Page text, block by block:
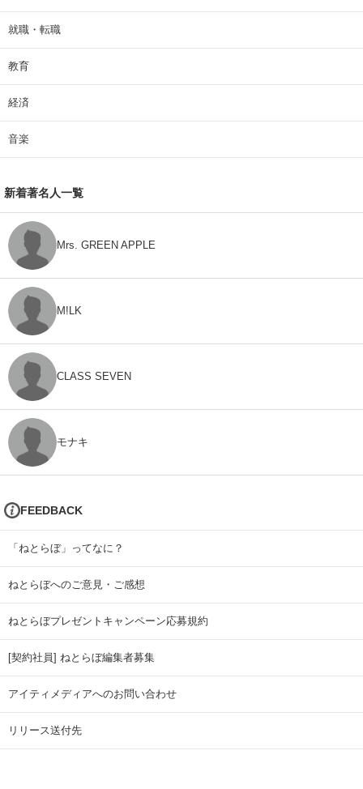
就職・転職
教育
経済
音楽
新着著名人一覧
Mrs. GREEN APPLE
M!LK
CLASS SEVEN
モナキ
FEEDBACK
「ねとらぼ」ってなに？
ねとらぼへのご意見・ご感想
ねとらぼプレゼントキャンペーン応募規約
[契約社員] ねとらぼ編集者募集
アイティメディアへのお問い合わせ
リリース送付先